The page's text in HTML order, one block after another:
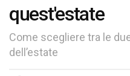
quest'estate
Come scegliere tra le
dell’estate